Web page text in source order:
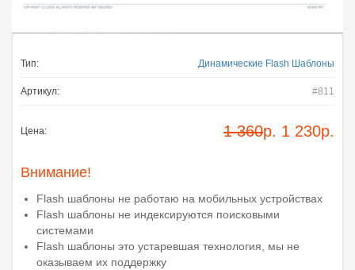
Тип: Динамические Flash Шаблоны
Артикул: #811
Цена: 1 360р. 1 230р.
Внимание!
Flash шаблоны не работаю на мобильных устройствах
Flash шаблоны не индексируются поисковыми
системами
Flash шаблоны это устаревшая технология, мы не
оказываем их поддержку